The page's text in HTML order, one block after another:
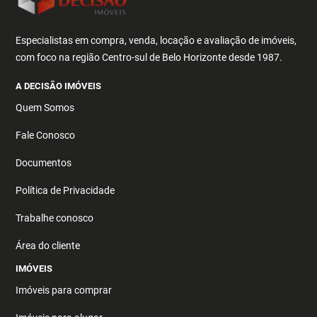
Especialistas em compra, venda, locação e avaliação de imóveis,
com foco na região Centro-sul de Belo Horizonte desde 1987.
A DECISÃO IMÓVEIS
Quem Somos
Fale Conosco
Documentos
Política de Privacidade
Trabalhe conosco
Área do cliente
IMÓVEIS
Imóveis para comprar